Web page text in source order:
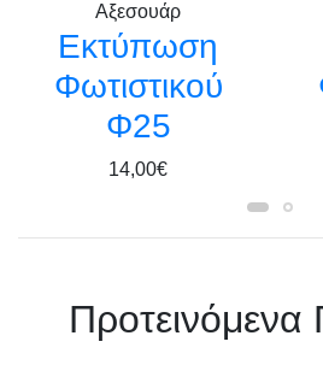
Αξεσουάρ
Εκτύπωση
Φωτιστικού
Φ25
14,00€
Πρoτεινόμενα